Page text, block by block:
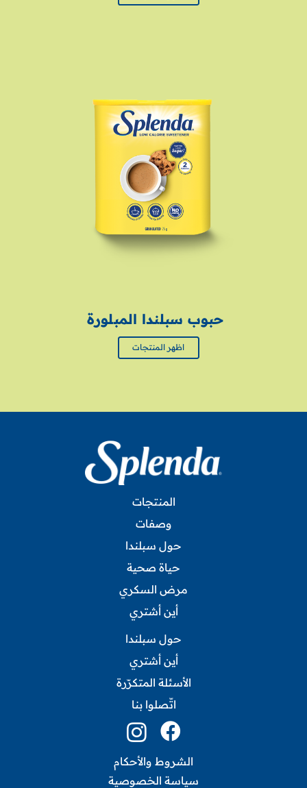
حبوب سبلندا المبلورة
اظهر المنتجات
المنتجات
وصفات
حول سبلندا
حياة صحية
مرض السكري
أين أشتري
حول سبلندا
أين أشتري
الأسئلة المتكرّرة
اتّصلوا بنا
الشروط والأحكام
سياسة الخصوصية